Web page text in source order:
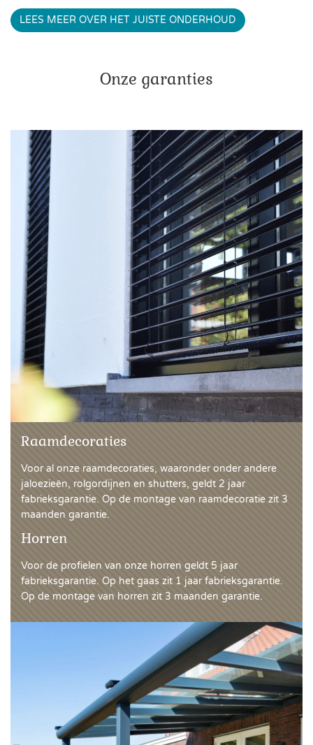
LEES MEER OVER HET JUISTE ONDERHOUD
Onze garanties
Raamdecoraties
Voor al onze raamdecoraties, waaronder onder andere
jaloezieën, rolgordijnen en shutters, geldt 2 jaar
fabrieksgarantie. Op de montage van raamdecoratie zit 3
maanden garantie.
Horren
Voor de profielen van onze horren geldt 5 jaar
fabrieksgarantie. Op het gaas zit 1 jaar fabrieksgarantie.
Op de montage van horren zit 3 maanden garantie.